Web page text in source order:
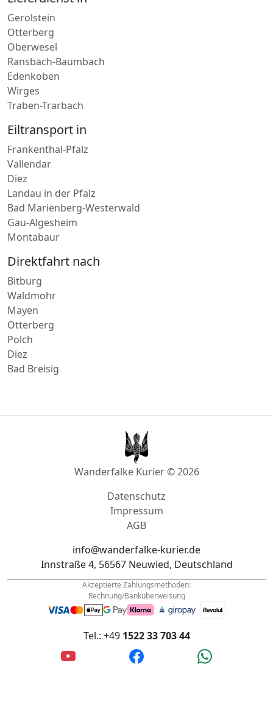
Ransbach-Baumbach
Edenkoben
Wirges
Traben-Trarbach
Eiltransport in
Frankenthal-Pfalz
Vallendar
Landau in der Pfalz
Bad Marienberg-Westerwald
Gau-Algesheim
Montabaur
Direktfahrt nach
Bitburg
Waldmohr
Otterberg
Polch
Diez
Bad Breisig
Wanderfalke Kurier © 2026
Datenschutz
Impressum
AGB
info@wanderfalke-kurier.de
Innstraße 4, 56567 Neuwied, Deutschland
Akzeptierte Zahlungsmethoden:
Tel.: +491522 33 703 44